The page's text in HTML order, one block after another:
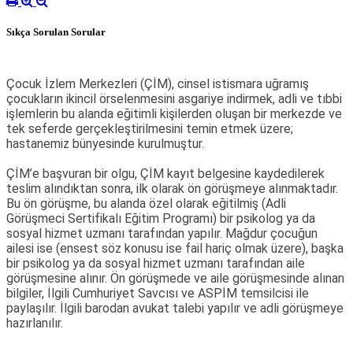
Sıkça Sorulan Sorular
Çocuk İzlem Merkezleri (ÇİM), cinsel istismara uğramış
çocukların ikincil örselenmesini asgariye indirmek, adli ve tıbbi
işlemlerin bu alanda eğitimli kişilerden oluşan bir merkezde ve
tek seferde gerçekleştirilmesini temin etmek üzere;
hastanemiz bünyesinde kurulmuştur.
ÇİM’e başvuran bir olgu, ÇİM kayıt belgesine kaydedilerek
teslim alındıktan sonra, ilk olarak ön görüşmeye alınmaktadır.
Bu ön görüşme, bu alanda özel olarak eğitilmiş (Adli
Görüşmeci Sertifikalı Eğitim Programı) bir psikolog ya da
sosyal hizmet uzmanı tarafından yapılır. Mağdur çocuğun
ailesi ise (ensest söz konusu ise fail hariç olmak üzere), başka
bir psikolog ya da sosyal hizmet uzmanı tarafından aile
görüşmesine alınır. Ön görüşmede ve aile görüşmesinde alınan
bilgiler, İlgili Cumhuriyet Savcısı ve ASPİM temsilcisi ile
paylaşılır. İlgili barodan avukat talebi yapılır ve adli görüşmeye
hazırlanılır.